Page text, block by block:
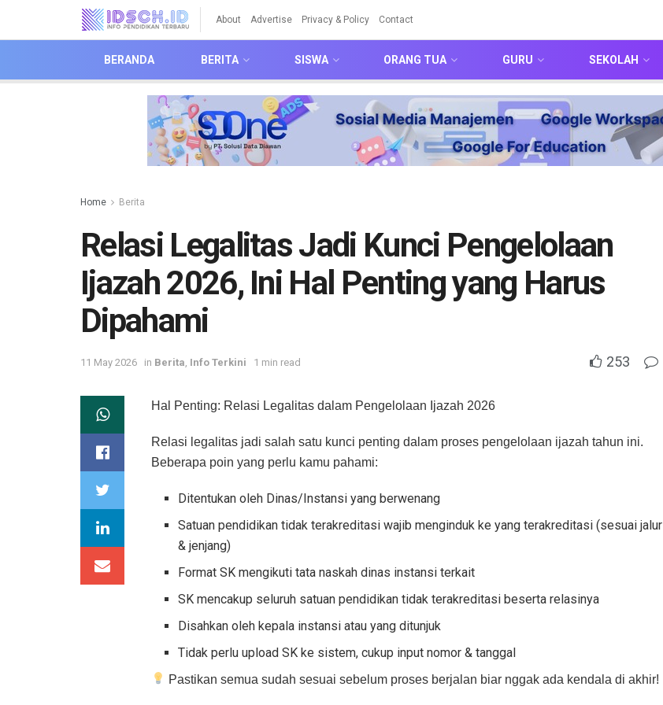
About Advertise Privacy & Policy Contact
BERANDA BERITA SISWA ORANG TUA GURU SEKOLAH
Home Berita
Relasi Legalitas Jadi Kunci Pengelolaan
Ijazah 2026, Ini Hal Penting yang Harus
Dipahami
11 May 2026 in Berita Info Terkini 1 min read 253
Hal Penting: Relasi Legalitas dalam Pengelolaan Ijazah 2026
Relasi legalitas jadi salah satu kunci penting dalam proses pengelolaan ijazah tahun ini.
Beberapa poin yang perlu kamu pahami:
Ditentukan oleh Dinas/Instansi yang berwenang
Satuan pendidikan tidak terakreditasi wajib menginduk ke yang terakreditasi (sesuai jalur
& jenjang)
Format SK mengikuti tata naskah dinas instansi terkait
SK mencakup seluruh satuan pendidikan tidak terakreditasi beserta relasinya
Disahkan oleh kepala instansi atau yang ditunjuk
Tidak perlu upload SK ke sistem, cukup input nomor & tanggal
Pastikan semua sudah sesuai sebelum proses berjalan biar nggak ada kendala di akhir!